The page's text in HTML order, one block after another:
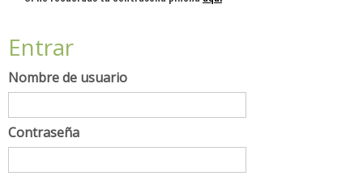
Entrar
Nombre de usuario
Contraseña